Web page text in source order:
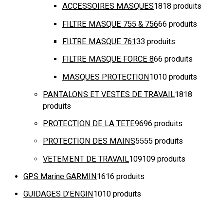
ACCESSOIRES MASQUES1818 produits
FILTRE MASQUE 755 & 75666 produits
FILTRE MASQUE 76133 produits
FILTRE MASQUE FORCE 866 produits
MASQUES PROTECTION1010 produits
PANTALONS ET VESTES DE TRAVAIL1818
produits
PROTECTION DE LA TETE9696 produits
PROTECTION DES MAINS5555 produits
VETEMENT DE TRAVAIL109109 produits
GPS Marine GARMIN1616 produits
GUIDAGES D'ENGIN 1010 produits